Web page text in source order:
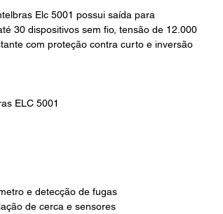
Elc 5001 possui saída para
30 dispositivos sem fio, tensão de 12.000
com proteção contra curto e inversão
ELC 5001
e detecção de fugas
de cerca e sensores